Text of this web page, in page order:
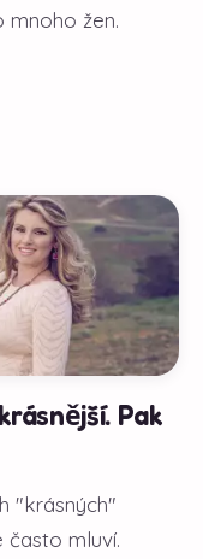
mnoho žen.
Pak
"krásných"
mluví.